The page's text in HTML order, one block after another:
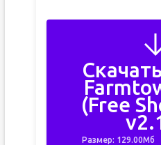
(Free
Размер: 129.00Мб